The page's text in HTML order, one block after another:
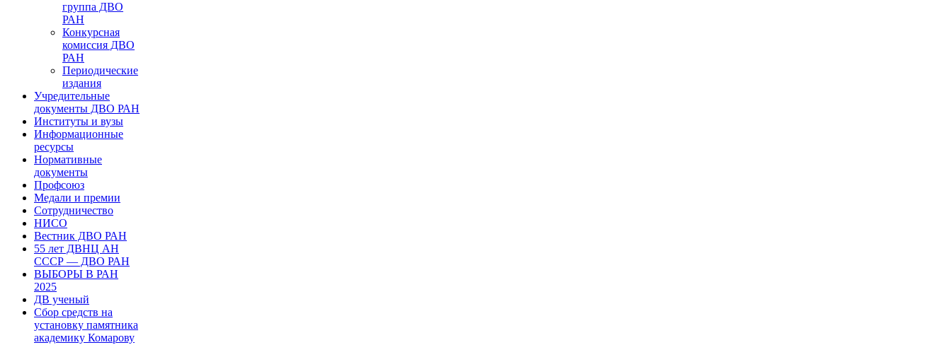
группа ДВО
РАН
Конкурсная
комиссия ДВО
РАН
Периодические
издания
Учредительные
документы ДВО РАН
Институты и вузы
Информационные
ресурсы
Нормативные
документы
Профсоюз
Медали и премии
Сотрудничество
НИСО
Вестник ДВО РАН
55 лет ДВНЦ АН
СССР — ДВО РАН
ВЫБОРЫ В РАН
2025
ДВ ученый
Сбор средств на
установку памятника
академику Комарову